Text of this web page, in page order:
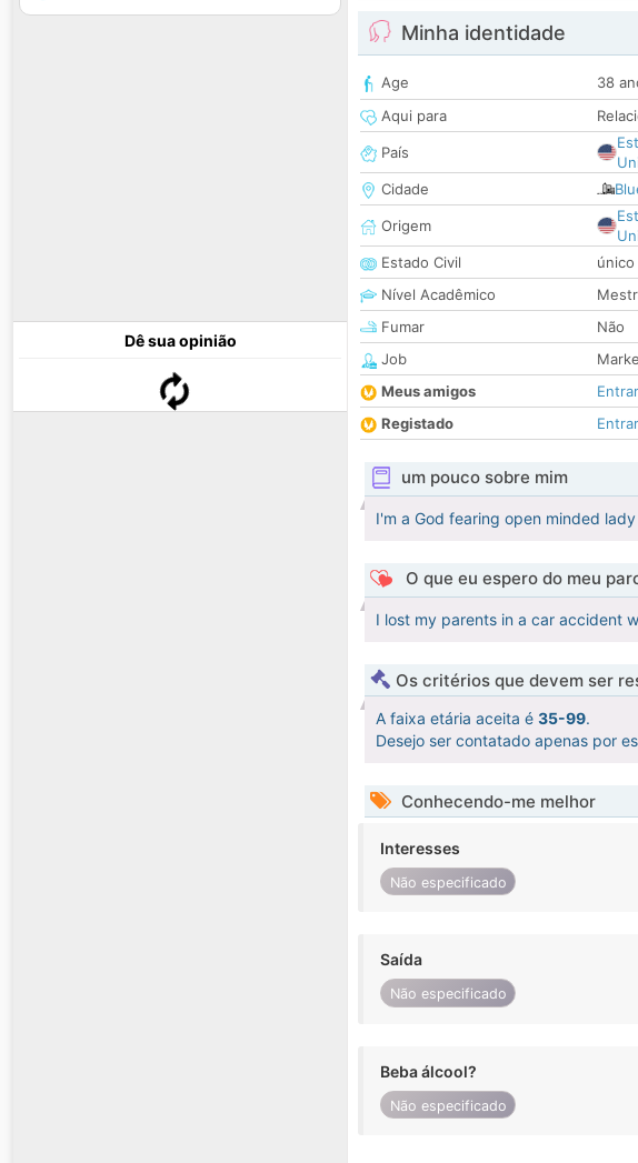
Dê sua opinião
Minha identidade
Age
38
Aqui para
País
Cidade
Origem
Estado Civil
único
Nível Acadêmico
Fumar
Não
Job
Meus amigos
Entrar
Registado
Entrar
um pouco sobre mim
I'm a God fearing open minded
O que eu espero do meu
I lost my parents in a car accident
Os critérios que devem ser
A faixa etária aceita é 35-99.
Desejo ser contatado apenas por
Conhecendo-me melhor
Interesses
Não especificado
Saída
Não especificado
Beba álcool?
Não especificado